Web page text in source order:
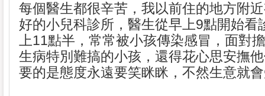
每個醫生都很辛苦，我以前住的地方附
好的小兒科診所，醫生從早上9點開始看
上11點半，常常被小孩傳染感冒，面對
生病特別難搞的小孩，還得花心思安撫
要的是態度永遠要笑眯眯，不然生意就